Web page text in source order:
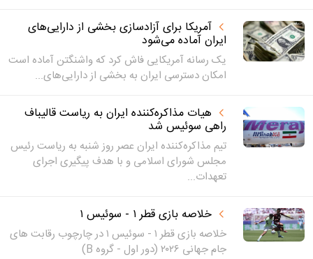
آمریکا برای آزادسازی بخشی از دارایی‌های
ایران آماده می‌شود
یک رسانه آمریکایی فاش کرد که واشنگتن آماده است
امکان دسترسی ایران به بخشی از دارایی‌های...
هیات مذاکره‌کننده ایران به ریاست قالیباف
راهی سوئیس شد
تیم مذاکره‌کننده ایران عصر روز شنبه به ریاست رئیس
مجلس شورای اسلامی و با هدف پیگیری اجرای
تعهدات...
خلاصه بازی قطر ۱ - سوئیس ۱
خلاصه بازی قطر ۱ - سوئیس ۱ در چارچوب رقابت های
جام جهانی ۲۰۲۶ (دور اول - گروه B)